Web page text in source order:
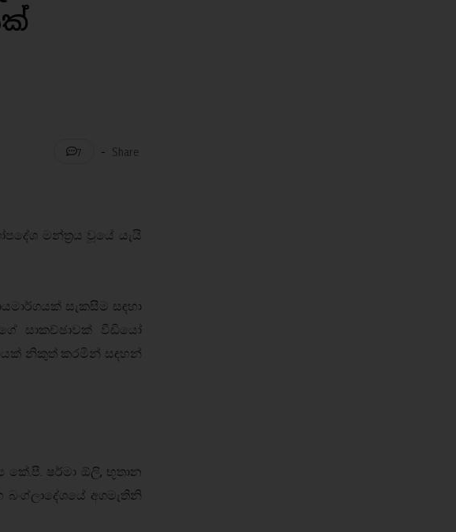
7 - Share
මන්ත්‍රය වූයේ යැයි
සැකසීම සඳහා
සාකච්ඡාවක් වීඩියෝ
නිකුත් කරමින් සඳහන්
කේ.පී. ෂර්මා ඕලි, භූතාන
අගමැතිනි